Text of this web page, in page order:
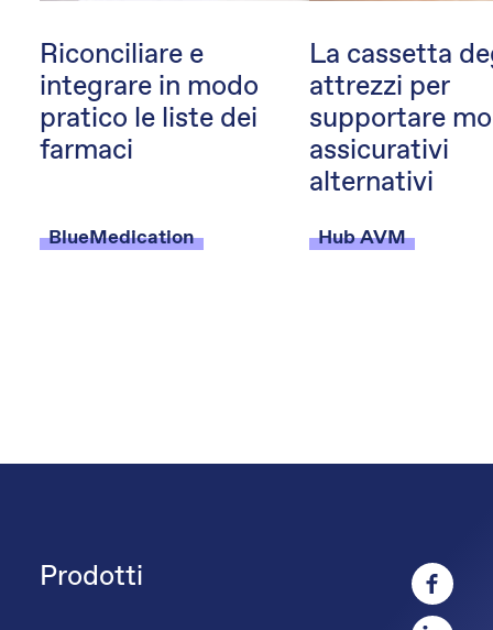
Riconciliare e
integrare in modo
pratico le liste dei
farmaci
BlueMedication
La cassetta
attrezzi per
supportare
assicurativi
alternativi
Hub AVM
Prodotti